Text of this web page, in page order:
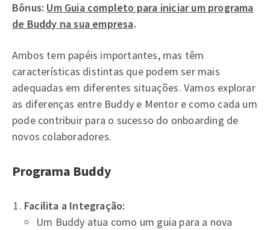
Bônus: Um Guia completo para iniciar um programa
de Buddy na sua empresa.
Ambos tem papéis importantes, mas têm
características distintas que podem ser mais
adequadas em diferentes situações. Vamos explorar
as diferenças entre Buddy e Mentor e como cada um
pode contribuir para o sucesso do onboarding de
novos colaboradores.
Programa Buddy
Facilita a Integração:
Um Buddy atua como um guia para a nova